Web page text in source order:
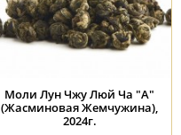
Моли Лун Чжу Люй Ча "А"
(Жасминовая Жемчужина),
2024г.